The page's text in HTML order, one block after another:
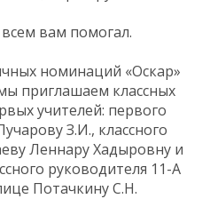
вам помогал.
номинаций «Оскар»
приглашаем классных
учителей: первого
З.И., классного
Леннару Хадыровну и
руководителя 11-А
Потачкину С.Н.